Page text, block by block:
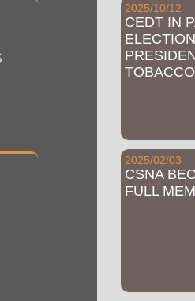
2025/10/12
CEDT IN
2025/02/03
CSNA
FULL